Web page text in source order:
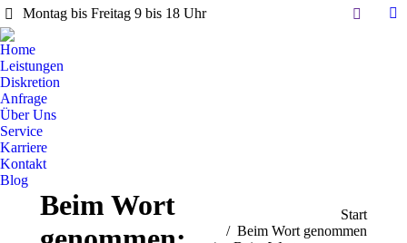
Montag bis Freitag 9 bis 18 Uhr Search:
Home
Leistungen
Diskretion
Anfrage
Über Uns
Service
Karriere
Kontakt
Blog
Beim Wort
Start
Beim Wort genommen